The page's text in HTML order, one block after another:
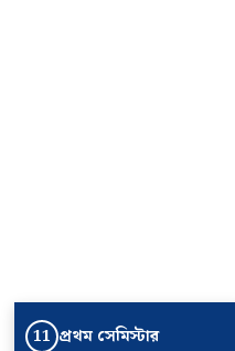
11 প্রথম সেমিস্টার